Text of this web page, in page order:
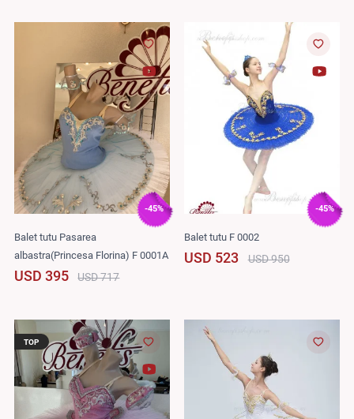
-45%
Balet tutu Pasarea
albastra(Princesa Florina) F 0001A
USD 395 USD 717
-45%
Balet tutu F 0002
USD 523 USD 950
TOP